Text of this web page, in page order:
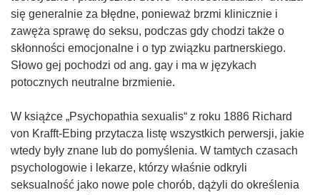
się generalnie za błędne, ponieważ brzmi klinicznie i
zawęża sprawę do seksu, podczas gdy chodzi także o
skłonności emocjonalne i o typ związku partnerskiego.
Słowo gej pochodzi od ang. gay i ma w językach
potocznych neutralne brzmienie.
W książce „Psychopathia sexualis“ z roku 1886 Richard
von Krafft-Ebing przytacza listę wszystkich perwersji, jakie
wtedy były znane lub do pomyślenia. W tamtych czasach
psychologowie i lekarze, którzy właśnie odkryli
seksualność jako nowe pole chorób, dążyli do określenia